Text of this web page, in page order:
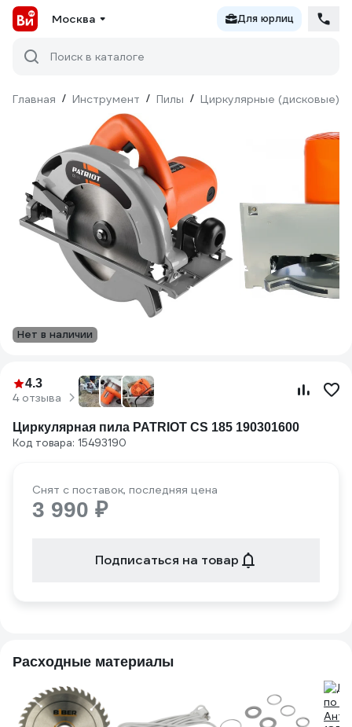
Москва Для юрлиц
Поиск в каталоге
Главная / Инструмент / Пилы / Циркулярные (дисковые)
Нет в наличии
4.3
4 отзыва
Циркулярная пила PATRIOT CS 185 190301600
Код товара: 15493190
Снят с поставок, последняя цена
3 990 ₽
Подписаться на товар
Расходные материалы